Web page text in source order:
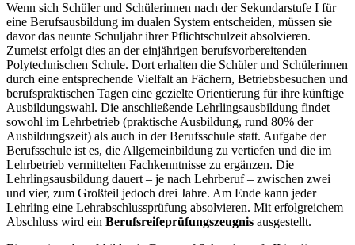
Wenn sich Schüler und Schülerinnen nach der Sekundarstufe I für
eine Berufsausbildung im dualen System entscheiden, müssen sie
davor das neunte Schuljahr ihrer Pflichtschulzeit absolvieren.
Zumeist erfolgt dies an der einjährigen berufsvorbereitenden
Polytechnischen Schule. Dort erhalten die Schüler und Schülerinnen
durch eine entsprechende Vielfalt an Fächern, Betriebsbesuchen und
berufspraktischen Tagen eine gezielte Orientierung für ihre künftige
Ausbildungswahl. Die anschließende Lehrlingsausbildung findet
sowohl im Lehrbetrieb (praktische Ausbildung, rund 80% der
Ausbildungszeit) als auch in der Berufsschule statt. Aufgabe der
Berufsschule ist es, die Allgemeinbildung zu vertiefen und die im
Lehrbetrieb vermittelten Fachkenntnisse zu ergänzen. Die
Lehrlingsausbildung dauert – je nach Lehrberuf – zwischen zwei
und vier, zum Großteil jedoch drei Jahre. Am Ende kann jeder
Lehrling eine Lehrabschlussprüfung absolvieren. Mit erfolgreichem
Abschluss wird ein Berufsreifeprüfungszeugnis ausgestellt.